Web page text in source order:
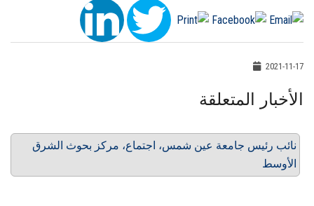
2021-11-17
الأخبار المتعلقة
نائب رئيس جامعة عين شمس، اجتماع، مركز بحوث الشرق
الأوسط